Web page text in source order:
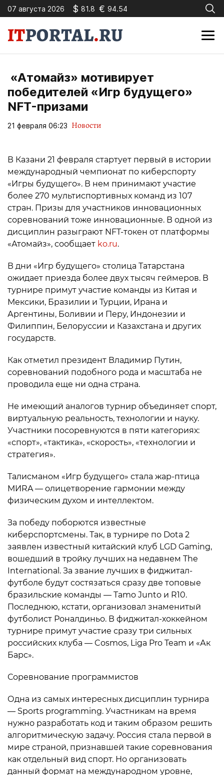
07 августа 2026 $ 81.8 € 94.54
«Атомайз» мотивирует
победителей «Игр будущего»
NFT-призами
21 февраля 06:23 Новости
В Казани 21 февраля стартует первый в истории
международный чемпионат по киберспорту
«Игры будущего». В нем принимают участие
более 270 мультиспортивных команд из 107
стран. Призы для участников инновационных
соревнований тоже инновационные. В одной из
дисциплин разыграют NFT-токен от платформы
«Атомайз», сообщает ko.ru.
В дни «Игр будущего» столица Татарстана
ожидает приезда более двух тысяч геймеров. В
турнире примут участие команды из Китая и
Мексики, Бразилии и Турции, Ирана и
Аргентины, Боливии и Перу, Индонезии и
Филиппин, Белоруссии и Казахстана и других
государств.
Как отметил президент Владимир Путин,
соревнований подобного рода и масштаба не
проводила еще ни одна страна.
Не имеющий аналогов турнир объединяет спорт,
виртуальную реальность, технологии и науку.
Участники посоревнуются в пяти категориях:
«спорт», «тактика», «скорость», «технологии и
стратегия».
Талисманом «Игр будущего» стала жар-птица
МИRA — олицетворение гармонии между
физическим духом и интеллектом.
За победу поборются известные
киберспортсмены. Так, в турнире по Dota 2
заявлен известный китайский клуб LGD Gaming,
вошедший в тройку лучших на недавнем The
International. За звание лучших в фиджитал-
футболе будут состязаться сразу две топовые
бразильские команды — Tamo Junto и R10.
Последнюю, кстати, организовал знаменитый
футболист Роналдиньо. В фиджитал-хоккейном
турнире примут участие сразу три сильных
российских клуба — Cosmos, Liga Pro Team и «Ак
Барс».
Соревнование программистов
Одна из самых интересных дисциплин турнира
— Sports programming. Участникам на время
нужно разработать код и таким образом решить
алгоритмическую задачу. Россия стала первой в
мире страной, признавшей такие соревнования
как отдельный вид спорт. Но организовать
данный формат на международном уровне,